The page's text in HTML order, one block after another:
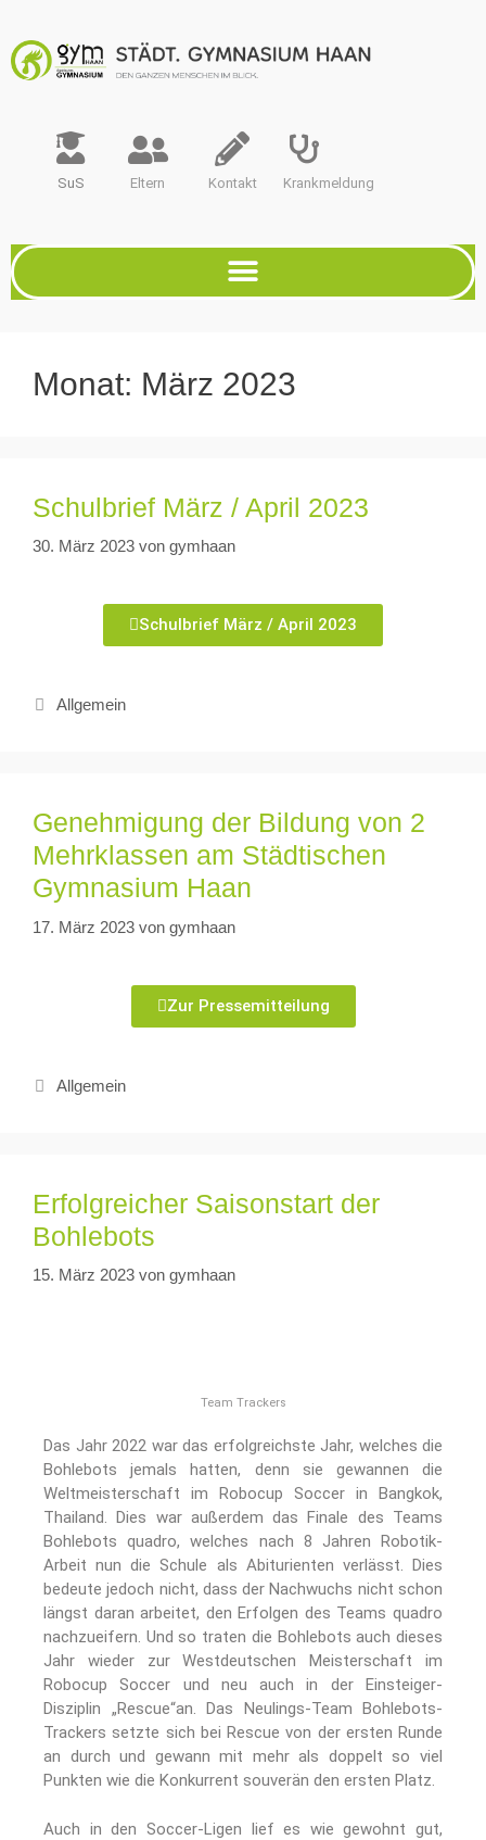
SuS Eltern Kontakt Krankmeldung
Monat: März 2023
Schulbrief März / April 2023
30. März 2023 von gymhaan
Schulbrief März / April 2023
Allgemein
Genehmigung der Bildung von 2
Mehrklassen am Städtischen
Gymnasium Haan
17. März 2023 von gymhaan
Zur Pressemitteilung
Allgemein
Erfolgreicher Saisonstart der
Bohlebots
15. März 2023 von gymhaan
Team Trackers
Das Jahr 2022 war das erfolgreichste Jahr, welches die
Bohlebots jemals hatten, denn sie gewannen die
Weltmeisterschaft im Robocup Soccer in Bangkok,
Thailand. Dies war außerdem das Finale des Teams
Bohlebots quadro, welches nach 8 Jahren Robotik-
Arbeit nun die Schule als Abiturienten verlässt. Dies
bedeute jedoch nicht, dass der Nachwuchs nicht schon
längst daran arbeitet, den Erfolgen des Teams quadro
nachzueifern. Und so traten die Bohlebots auch dieses
Jahr wieder zur Westdeutschen Meisterschaft im
Robocup Soccer und neu auch in der Einsteiger-
Disziplin „Rescue“an. Das Neulings-Team Bohlebots-
Trackers setzte sich bei Rescue von der ersten Runde
an durch und gewann mit mehr als doppelt so viel
Punkten wie die Konkurrent souverän den ersten Platz.
Auch in den Soccer-Ligen lief es wie gewohnt gut,